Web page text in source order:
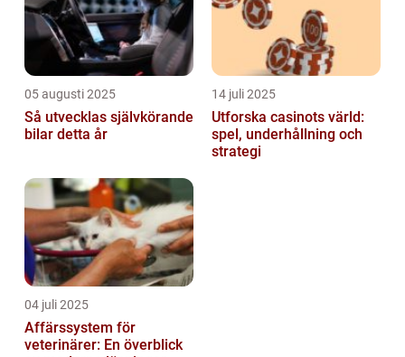
05 augusti 2025
Så utvecklas självkörande
bilar detta år
14 juli 2025
Utforska casinots värld:
spel, underhållning och
strategi
04 juli 2025
Affärssystem för
veterinärer: En överblick